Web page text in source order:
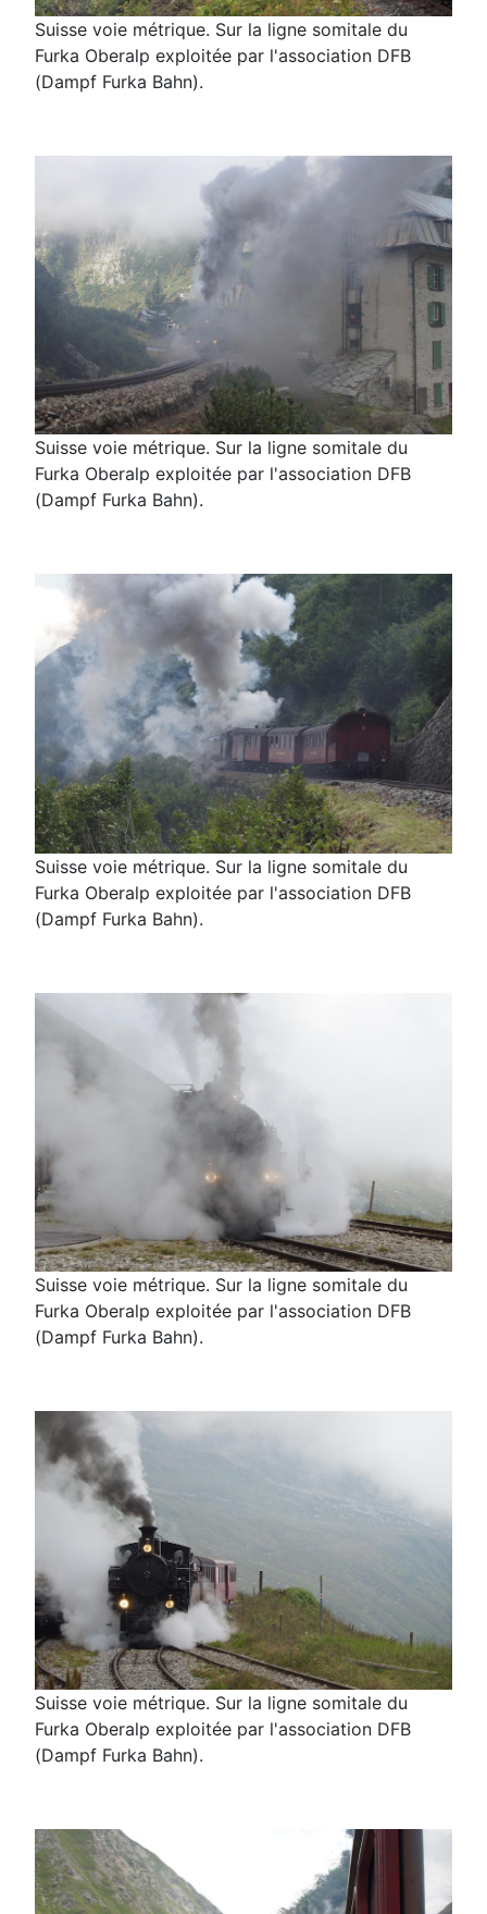
Suisse voie métrique. Sur la ligne somitale du
Furka Oberalp exploitée par l'association DFB
(Dampf Furka Bahn).
Suisse voie métrique. Sur la ligne somitale du
Furka Oberalp exploitée par l'association DFB
(Dampf Furka Bahn).
Suisse voie métrique. Sur la ligne somitale du
Furka Oberalp exploitée par l'association DFB
(Dampf Furka Bahn).
Suisse voie métrique. Sur la ligne somitale du
Furka Oberalp exploitée par l'association DFB
(Dampf Furka Bahn).
Suisse voie métrique. Sur la ligne somitale du
Furka Oberalp exploitée par l'association DFB
(Dampf Furka Bahn).